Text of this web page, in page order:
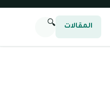
المقالات 🔍